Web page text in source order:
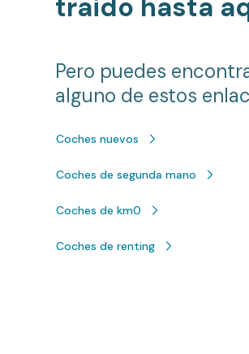
traido hasta
Pero puedes
alguno de estos
Coches nuevos
Coches de segunda mano
Coches de km0
Coches de renting